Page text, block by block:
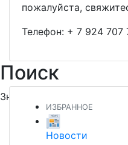
пожалуйста,
Телефон: + 7 924 707
Поиск
Знакомьтесь и заводите
ИЗБРАННОЕ
Новости